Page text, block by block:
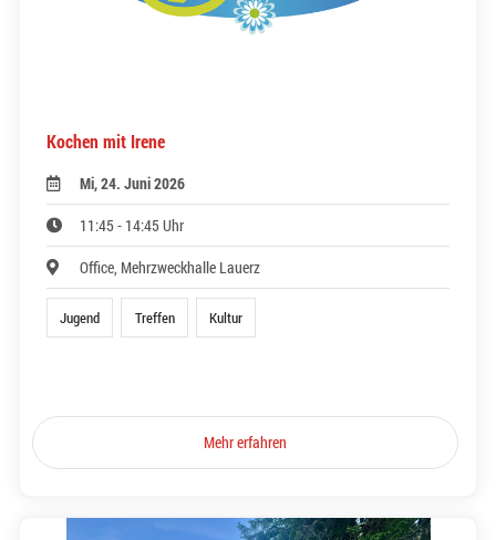
Kochen mit Irene
Mi, 24. Juni 2026
11:45 - 14:45 Uhr
Office, Mehrzweckhalle Lauerz
Jugend Treffen Kultur
Mehr erfahren